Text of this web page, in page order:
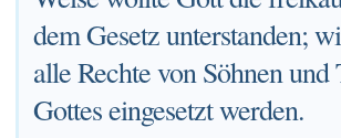
dem Gesetz unterstanden;
alle Rechte von Söhnen
Gottes eingesetzt werden.